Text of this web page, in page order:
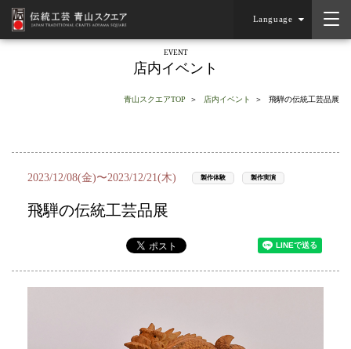
Language
EVENT
店内イベント
青山スクエアTOP 店内イベント 飛騨の伝統工芸品展
2023/12/08(金)〜2023/12/21(木) 製作体験 製作実演
飛騨の伝統工芸品展